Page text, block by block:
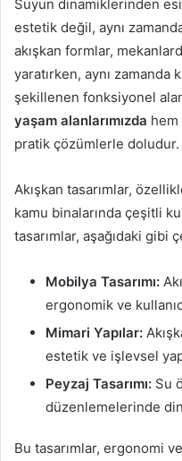
Suyun dinamiklerinden
estetik değil, aynı
akışkan formlar,
yaratırken, aynı zamanda
şekillenen fonksiyonel
yaşam alanlarımızda
pratik çözümlerle doludur.
Akışkan tasarımlar,
kamu binalarında çeşitli
tasarımlar, aşağıdaki
Mobilya Tasarımı:
ergonomik ve
Mimari Yapılar:
estetik ve işlevsel
Peyzaj Tasarımı: Su
düzenlemelerinde
Bu tasarımlar, ergonomi